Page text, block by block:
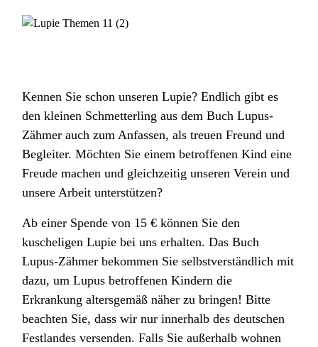
Kennen Sie schon unseren Lupie? Endlich gibt es
den kleinen Schmetterling aus dem Buch Lupus-
Zähmer auch zum Anfassen, als treuen Freund und
Begleiter. Möchten Sie einem betroffenen Kind eine
Freude machen und gleichzeitig unseren Verein und
unsere Arbeit unterstützen?
Ab einer Spende von 15 € können Sie den
kuscheligen Lupie bei uns erhalten. Das Buch
Lupus-Zähmer bekommen Sie selbstverständlich mit
dazu, um Lupus betroffenen Kindern die
Erkrankung altersgemäß näher zu bringen! Bitte
beachten Sie, dass wir nur innerhalb des deutschen
Festlandes versenden. Falls Sie außerhalb wohnen